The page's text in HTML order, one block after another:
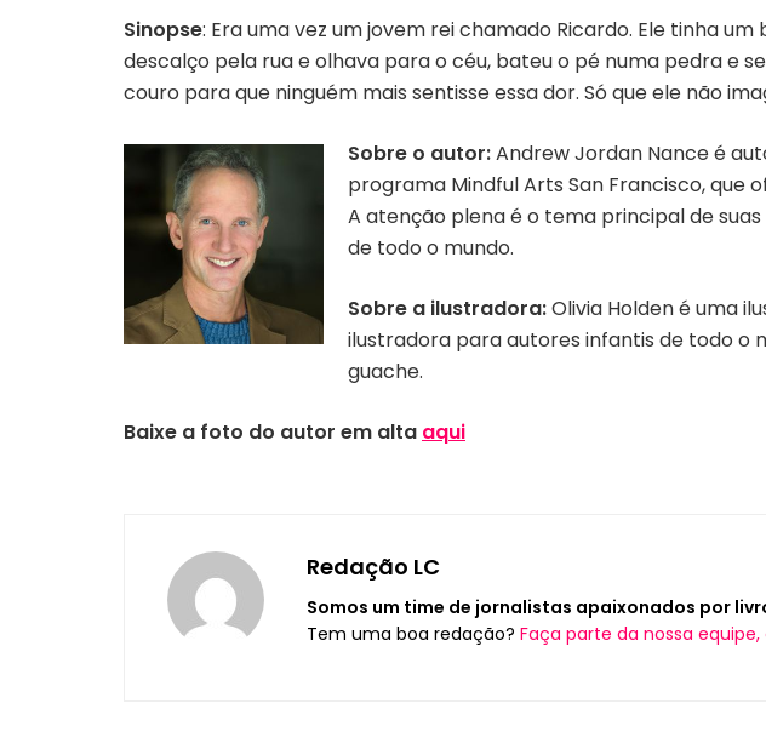
Sinopse: Era uma vez um jovem rei chamado Ricardo. Ele tinha
descalço pela rua e olhava para o céu, bateu o pé numa pedra e
couro para que ninguém mais sentisse essa dor. Só que ele não
Sobre o autor:Andrew Jordan Nance é
programa Mindful Arts San Francisco, que
A atenção plena é o tema principal de
de todo o mundo.
Sobre a ilustradora:Olivia Holden é uma
ilustradora para autores infantis de todo o
guache.
Baixe a foto do autor em alta aqui
Redação LC
Somos um time de jornalistas apaixonados por
Tem uma boa redação? Faça parte da nossa equipe,